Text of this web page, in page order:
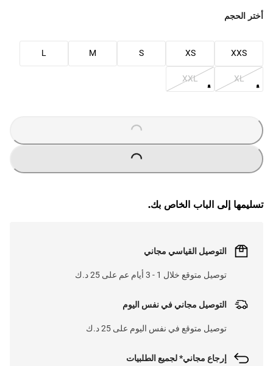
أختر الحجم
XXS
XS
S
M
L
XL
XXL
LOADING
...
LOADING
...
تسليمها إلى الباب الخاص بك.
التوصيل القياسي مجاني
توصيل متوقع خلال 1 - 3 أيام عم على 25 د.ك
التوصيل مجاني في نفس اليوم
توصيل متوقع في نفس اليوم على 25 د.ك
إرجاع مجاني* لجميع الطلبيات